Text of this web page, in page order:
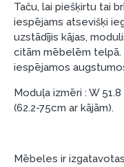
Līguma nosacījumi:
Līzinga līgumu
kura ir norādīta
Pirms kredīta
Finansiālā atbildība:
Taču, lai piešķirtu tai
iespējams atsevišķi
uzstādījis kājas,
citām mēbelēm telpā.
iespējamos
Moduļa izmēri : W 51.8
(62.2-75cm ar kājām).
Mēbeles ir